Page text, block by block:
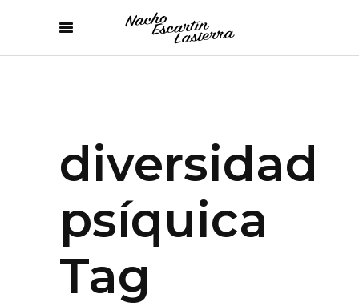
diversidad
psíquica
Tag